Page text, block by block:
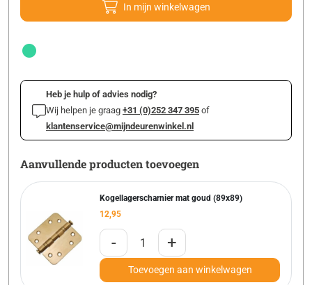
In mijn winkelwagen
Heb je hulp of advies nodig?
Wij helpen je graag +31 (0)252 347 395 of
klantenservice@mijndeurenwinkel.nl
Aanvullende producten toevoegen
Kogellagerscharnier mat goud (89x89)
12,95
- +
Toevoegen aan winkelwagen